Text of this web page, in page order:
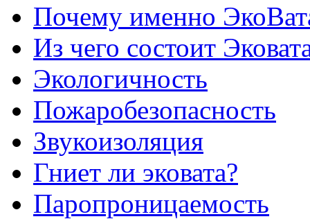
Почему именно
Из чего состоит
Экологичность
Пожаробезопасность
Звукоизоляция
Гниет ли эковата?
Паропроницаемость